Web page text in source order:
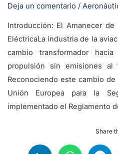
Deja un comentario /
Introducción: El Amanecer
EléctricaLa industria de la
cambio transformador
propulsión sin emisiones
Reconociendo este cambio
Unión Europea para la
implementado el Reglamento
Share
Aeronáutico